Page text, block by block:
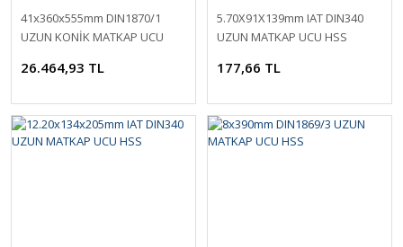
41x360x555mm DIN1870/1
UZUN KONİK MATKAP UCU
26.464,93 TL
5.70X91X139mm IAT DIN340
UZUN MATKAP UCU HSS
177,66 TL